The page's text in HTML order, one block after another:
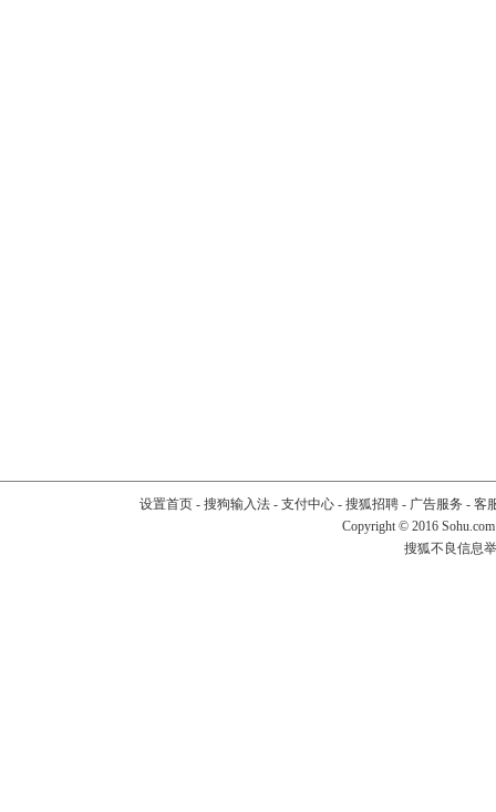
设置首页- 搜狗输入法- 支付中心- 搜狐招聘- 广告服务 - 客
Copyright © 2016
搜狐不良信息